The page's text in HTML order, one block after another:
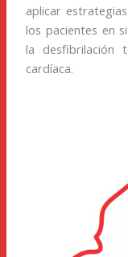
aplicar
los pacientes en
la desfibrilación
cardíaca.